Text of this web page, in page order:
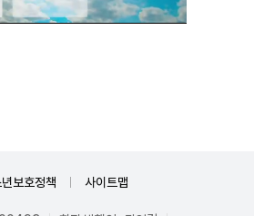
보호정책 사이트맵